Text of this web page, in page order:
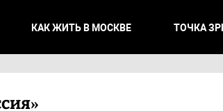
КАК ЖИТЬ В МОСКВЕ ТОЧКА